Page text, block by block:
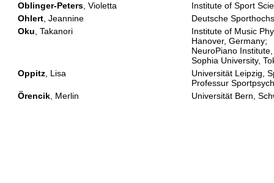
Oblinger-Peters, Violetta
Institute of Sport
Ohlert, Jeannine
Deutsche
Oku, Takanori
Institute of Music
Hanover, Germany;
NeuroPiano
Sophia University,
Oppitz, Lisa
Universität Leipzig,
Professur
Örencik, Merlin Universität Bern,